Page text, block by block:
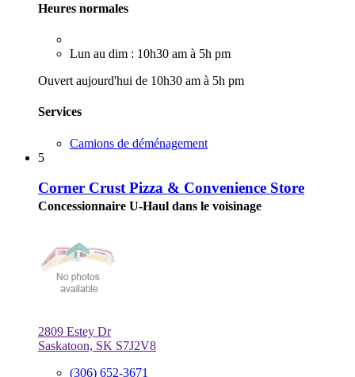
Heures normales
Lun au dim : 10h30 am à 5h pm
Ouvert aujourd'hui de 10h30 am à 5h pm
Services
Camions de déménagement
5
Corner Crust Pizza & Convenience Store
Concessionnaire U-Haul dans le voisinage
2809 Estey Dr
Saskatoon, SK S7J2V8
(306) 652-3671